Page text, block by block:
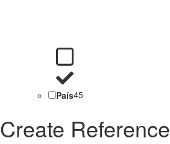
País45
Create Reference